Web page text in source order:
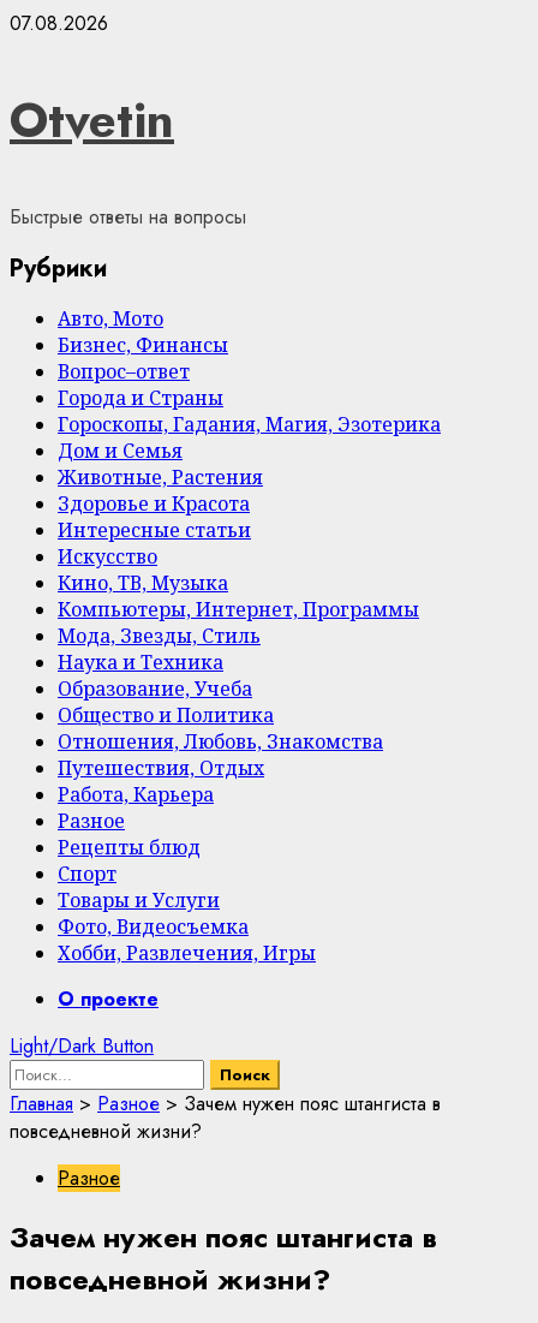
Skip
07.08.2026
Otvetin
Быстрые ответы на вопросы
Рубрики
Авто, Мото
Бизнес, Финансы
Вопрос–ответ
Города и Страны
Гороскопы, Гадания, Магия, Эзотерика
Дом и Семья
Животные, Растения
Здоровье и Красота
Интересные статьи
Искусство
Кино, ТВ, Музыка
Компьютеры, Интернет, Программы
Мода, Звезды, Стиль
Наука и Техника
Образование, Учеба
Общество и Политика
Отношения, Любовь, Знакомства
Путешествия, Отдых
Работа, Карьера
Разное
Рецепты блюд
Спорт
Товары и Услуги
Фото, Видеосъемка
Хобби, Развлечения, Игры
PrimaryО проекте
Light/Dark Button
Найти:
Главная > Разное > Зачем нужен пояс штангиста в
повседневной жизни?
Разное
Зачем нужен пояс штангиста в
повседневной жизни?